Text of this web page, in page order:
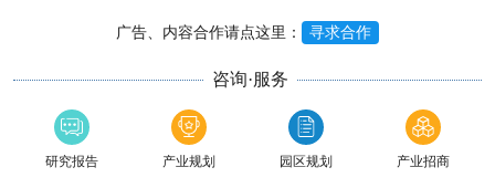
广告、内容合作请点这里： 寻求合作
咨询·服务
研究报告 产业规划 园区规划 产业招商